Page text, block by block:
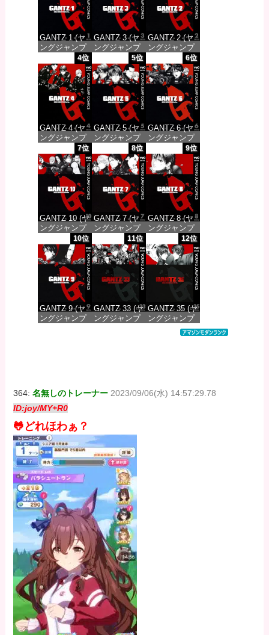
GANTZ 1 (ヤ
ングジャンプ
コミックス
DIGITAL)
価格：¥100
GANTZ 3 (ヤ
ングジャンプ
コミックス
DIGITAL)
価格：¥100
GANTZ 2 (ヤ
ングジャンプ
コミックス
DIGITAL)
価格：¥100
4位
GANTZ 4 (ヤ
ングジャンプ
コミックス
DIGITAL)
価格：¥100
5位
GANTZ 5 (ヤ
ングジャンプ
コミックス
DIGITAL)
価格：¥100
6位
GANTZ 6 (ヤ
ングジャンプ
コミックス
DIGITAL)
価格：¥100
7位
GANTZ 10 (ヤ
ングジャンプ
コミックス
DIGITAL)
価格：¥100
8位
GANTZ 7 (ヤ
ングジャンプ
コミックス
DIGITAL)
価格：¥100
9位
GANTZ 8 (ヤ
ングジャンプ
コミックス
DIGITAL)
価格：¥100
10位
GANTZ 9 (ヤ
ングジャンプ
11位
GANTZ 33 (ヤ
ングジャンプ
12位
GANTZ 35 (ヤ
ングジャンプ
コミックス
364:名無しのトレーナー 2023/09/06(水) 14:57:29.78
ID:joy/MY+R0
🐸どれほわぁ？